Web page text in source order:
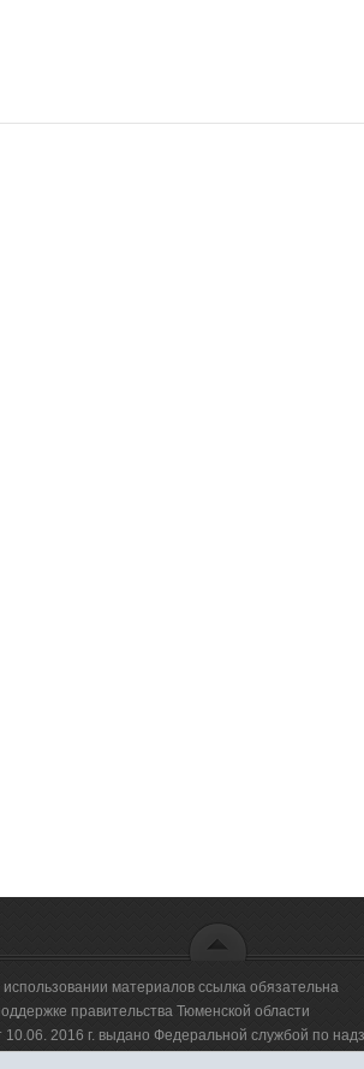
материалов ссылка обязательна
правительства Тюменской области
2016 г. выдано Федеральной службой по